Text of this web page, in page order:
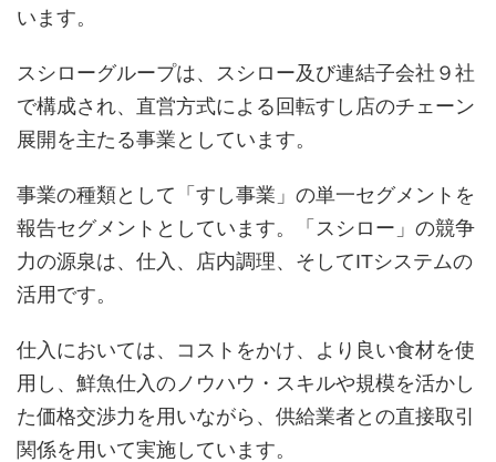
います。
スシローグループは、スシロー及び連結子会社９社
で構成され、直営方式による回転すし店のチェーン
展開を主たる事業としています。
事業の種類として「すし事業」の単一セグメントを
報告セグメントとしています。「スシロー」の競争
力の源泉は、仕入、店内調理、そしてITシステムの
活用です。
仕入においては、コストをかけ、より良い食材を使
用し、鮮魚仕入のノウハウ・スキルや規模を活かし
た価格交渉力を用いながら、供給業者との直接取引
関係を用いて実施しています。